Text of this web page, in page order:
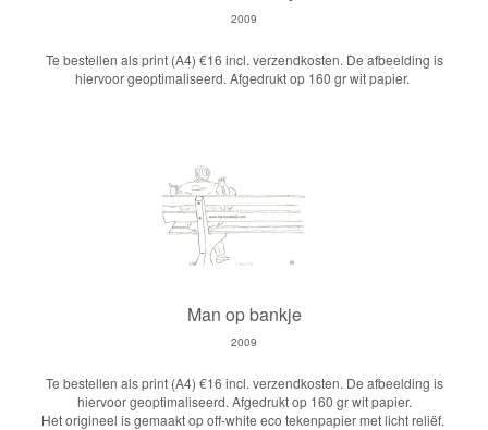
2009
Te bestellen als print (A4) €16 incl. verzendkosten. De afbeelding is
hiervoor geoptimaliseerd. Afgedrukt op 160 gr wit papier.
Man op bankje
2009
Te bestellen als print (A4) €16 incl. verzendkosten. De afbeelding is
hiervoor geoptimaliseerd. Afgedrukt op 160 gr wit papier.
Het origineel is gemaakt op off-white eco tekenpapier met licht reliëf.